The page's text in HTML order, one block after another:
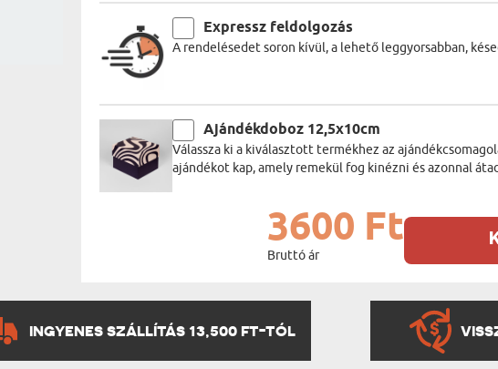
Expressz feldolgozás
A rendelésedet soron kívül, a lehető leggyorsabban,
Ajándékdoboz 12,5x10cm
Válassza ki a kiválasztott termékhez az
ajándékot kap, amely remekül fog kinézni és azonnal
3600 Ft
Bruttó ár
INGYENES SZÁLLÍTÁS 13,500 FT-TÓL